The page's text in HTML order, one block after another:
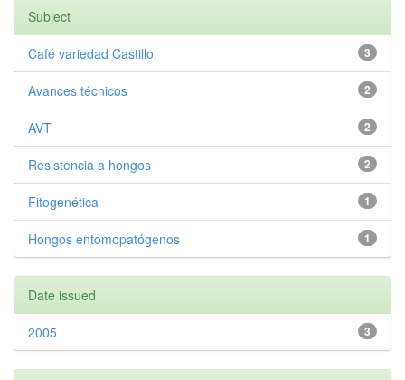
Subject
3
Café variedad Castillo
2
Avances técnicos
2
AVT
2
Resistencia a hongos
1
Fitogenética
1
Hongos entomopatógenos
Date issued
3
2005